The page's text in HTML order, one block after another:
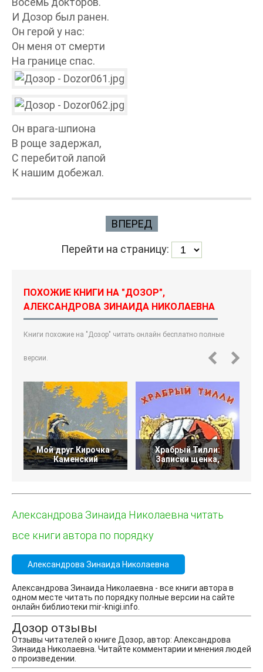
И Дозор был ранен.
Он герой у нас:
Он меня от смерти
На границе спас.
Он врага-шпиона
В роще задержал,
С перебитой лапой
К нашим добежал.
ВПЕРЕД
Перейти на страницу:
ПОХОЖИЕ КНИГИ НА "ДОЗОР",
АЛЕКСАНДРОВА ЗИНАИДА НИКОЛАЕВНА
Книги похожие на "Дозор" читать онлайн бесплатно полные
версии.
Мой друг Кирочка -
Каменский
Храбрый Тилли:
Записки щенка,
Александрова Зинаида Николаевна читать
все книги автора по порядку
Александрова Зинаида Николаевна
Александрова Зинаида Николаевна - все книги автора в
одном месте читать по порядку полные версии на сайте
онлайн библиотеки mir-knigi.info.
Дозор отзывы
Отзывы читателей о книге Дозор, автор: Александрова
Зинаида Николаевна. Читайте комментарии и мнения людей
о произведении.